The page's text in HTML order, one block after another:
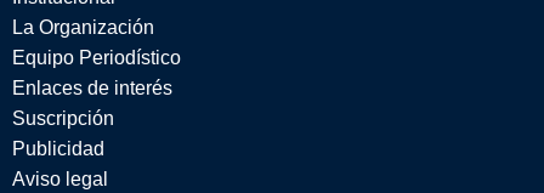
La Organización
Equipo Periodístico
Enlaces de interés
Suscripción
Publicidad
Aviso legal